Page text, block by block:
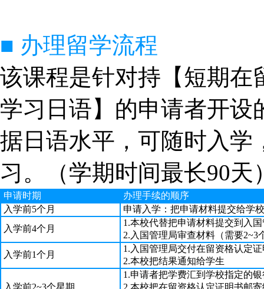
■ 办理留学流程
该课程是针对持【短期在
学习日语】的申请者开设
据日语水平，可随时入学
习。（学期时间最长90天
申请时期
办理手续的顺序
入学前5个月
申请入学：把申请材料提交给学
入学前4个月
1.本校代替把申请材料提交到入
2.入国管理局审查材料（需要2~3
入学前1个月
1.入国管理局交付在留资格认定
2.本校把结果通知给学生
入学前2~3个星期
1.申请者把学费汇到学校指定的
2.本校把在留资格认定证明书邮